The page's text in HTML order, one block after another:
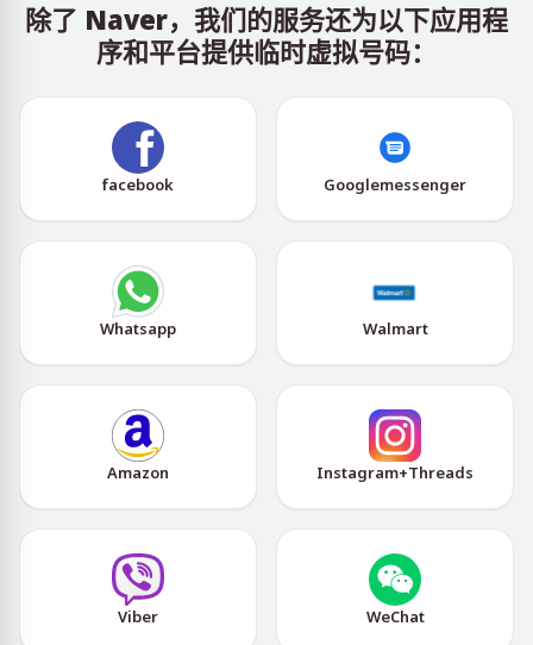
除了 Naver，我们的服务还为以下应用程
序和平台提供临时虚拟号码：
facebook Googlemessenger
Whatsapp Walmart
Amazon Instagram+Threads
Viber WeChat